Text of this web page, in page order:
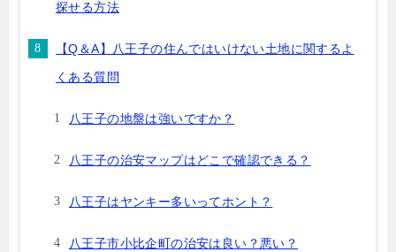
探せる方法
【Q＆A】八王子の住んではいけない土地に関するよ
くある質問
八王子の地盤は強いですか？
八王子の治安マップはどこで確認できる？
八王子はヤンキー多いってホント？
八王子市小比企町の治安は良い？悪い？